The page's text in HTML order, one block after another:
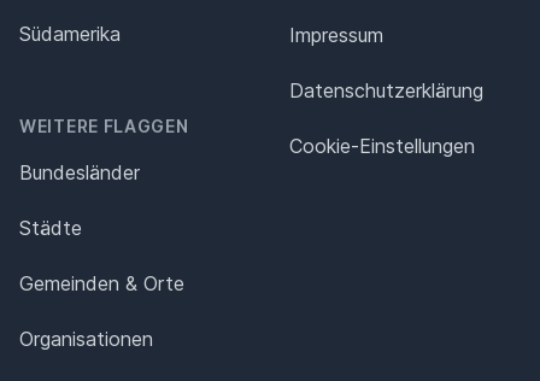
Südamerika
WEITERE FLAGGEN
Bundesländer
Städte
Gemeinden & Orte
Organisationen
Impressum
Datenschutz­erklärung
Cookie-Einstellungen